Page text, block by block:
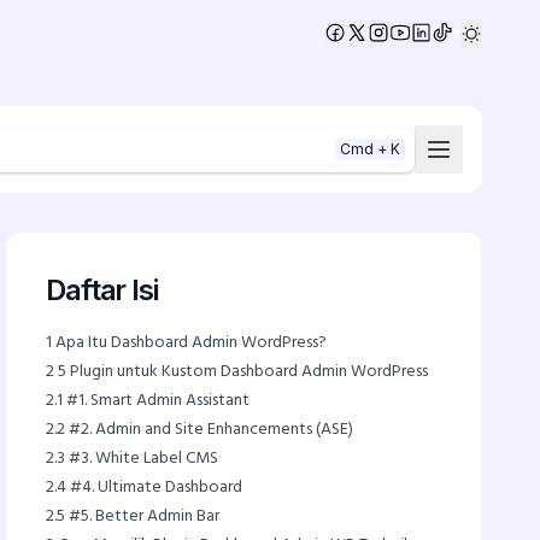
Cmd + K
Daftar Isi
1Apa Itu Dashboard Admin WordPress?
25 Plugin untuk Kustom Dashboard Admin WordPress
2.1#1. Smart Admin Assistant
2.2#2. Admin and Site Enhancements (ASE)
2.3#3. White Label CMS
2.4#4. Ultimate Dashboard
2.5#5. Better Admin Bar